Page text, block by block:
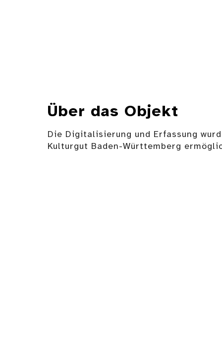
Über das Objekt
Die Digitalisierung und Erfassung
Kulturgut Baden-Württemberg